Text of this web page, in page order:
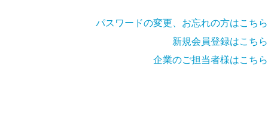
パスワードの変更、お忘れの方はこちら
新規会員登録はこちら
企業のご担当者様はこちら